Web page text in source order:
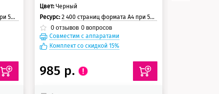
Цвет: Черный
Ресурс: 2 400 страниц формата А4 при 5% заполнении страницы
0отзывов 0вопросов
Совместим с аппаратами
Комплект со скидкой 15%
985 р.